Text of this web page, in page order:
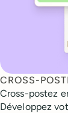
CROSS-
Cross-postez
Développez